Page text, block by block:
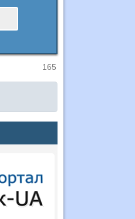
165